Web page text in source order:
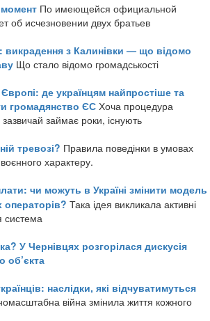
По имеющейся официальной
об исчезновении двух братьев
викрадення з Калинівки — що відомо
Що стало відомо громадськості
де українцям найпростіше та
громадянство ЄС Хоча процедура
займає роки, існують
тревозі? Правила поведінки в умовах
характеру.
чи можуть в Україні змінити модель
Така ідея викликала активні
система
У Чернівцях розгорілася дискусія
об’єкта
наслідки, які відчуватимуться
війна змінила життя кожного